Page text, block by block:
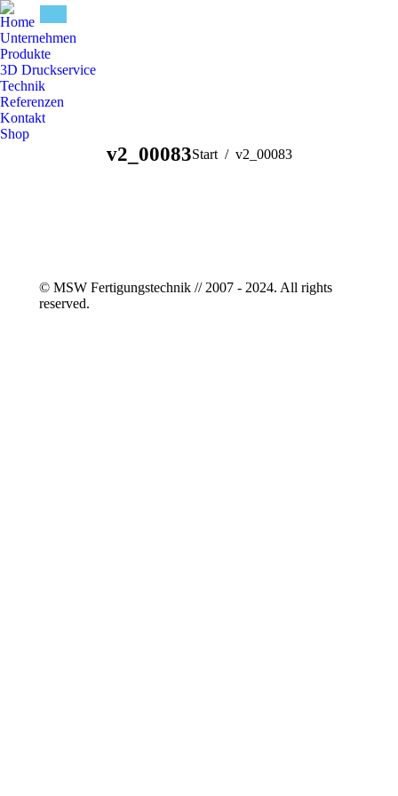
Home
Unternehmen
Produkte
3D Druckservice
Technik
Referenzen
Kontakt
Shop
v2_00083Sie befinden sich hier:
Start v2_00083
© MSW Fertigungstechnik // 2007 - 2024. All rights
reserved.